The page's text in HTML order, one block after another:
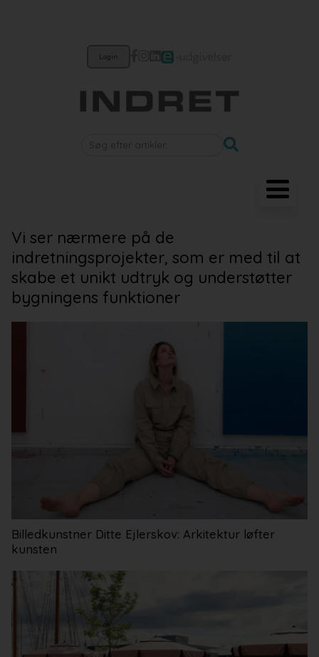
Login
Møbler
Belysning
Akustik
Vi ser nærmere på de
indretningsprojekter, som er med til at
skabe et unikt udtryk og understøtter
bygningens funktioner
Billedkunstner Ditte Ejlerskov: Arkitektur løfter
kunsten